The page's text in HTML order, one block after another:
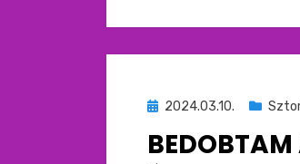
Beküldve
2024.03.10.
BEDOBTAM